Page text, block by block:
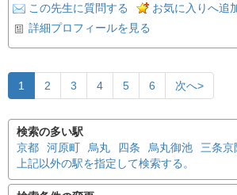
この先生に質問する
お気に入りへ追
詳細プロフィールを見る
1 2 3 4 5 6 次へ>
検索の多い駅
京都
河原町 烏丸 四条 烏丸御池 三条京
上記以外の駅を指定して検索する。